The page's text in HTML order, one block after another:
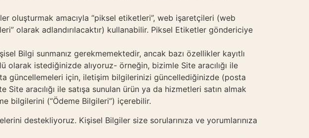
oluşturmak amacıyla “piksel etiketleri”, web işaretçileri (web
olarak adlandırılacaktır) kullanabilir. Piksel Etiketler göndericiye
Bilgi sunmanız gerekmemektedir, ancak bazı özellikler kayıtlı
olarak istediğinizde alıyoruz- örneğin, bizimle Site aracılığı ile
güncellemeleri için, iletişim bilgilerinizi güncellediğinizde (posta
aracılığı ile satışa sunulan ürün ya da hizmetleri satın almak
bilgilerini (“Ödeme Bilgileri”) içerebilir.
destekliyoruz. Kişisel Bilgiler size sorularınıza ve yorumlarınıza